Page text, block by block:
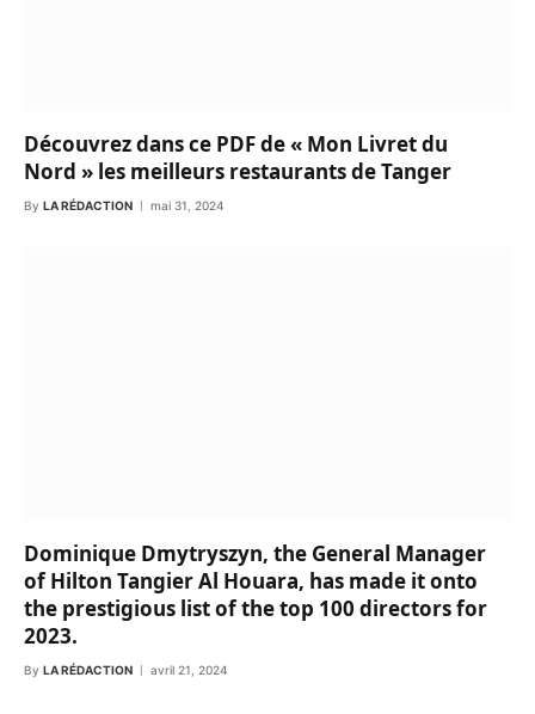
Découvrez dans ce PDF de « Mon Livret du
Nord » les meilleurs restaurants de Tanger
By LA RÉDACTION mai 31, 2024
Dominique Dmytryszyn, the General Manager
of Hilton Tangier Al Houara, has made it onto
the prestigious list of the top 100 directors for
2023.
By LA RÉDACTION avril 21, 2024